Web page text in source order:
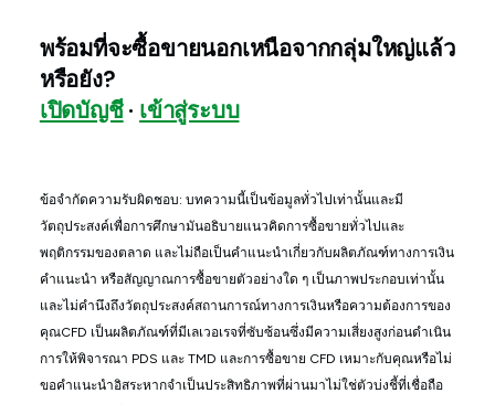
พร้อมที่จะซื้อขายนอกเหนือจากกลุ่มใหญ่แล้ว
หรือยัง?
เปิดบัญชี· เข้าสู่ระบบ
ข้อจำกัดความรับผิดชอบ: บทความนี้เป็นข้อมูลทั่วไปเท่านั้นและมี
วัตถุประสงค์เพื่อการศึกษามันอธิบายแนวคิดการซื้อขายทั่วไปและ
พฤติกรรมของตลาด และไม่ถือเป็นคำแนะนำเกี่ยวกับผลิตภัณฑ์ทางการเงิน
คำแนะนำ หรือสัญญาณการซื้อขายตัวอย่างใด ๆ เป็นภาพประกอบเท่านั้น
และไม่คำนึงถึงวัตถุประสงค์สถานการณ์ทางการเงินหรือความต้องการของ
คุณCFD เป็นผลิตภัณฑ์ที่มีเลเวอเรจที่ซับซ้อนซึ่งมีความเสี่ยงสูงก่อนดำเนิน
การให้พิจารณา PDS และ TMD และการซื้อขาย CFD เหมาะกับคุณหรือไม่
ขอคำแนะนำอิสระหากจำเป็นประสิทธิภาพที่ผ่านมาไม่ใช่ตัวบ่งชี้ที่เชื่อถือ